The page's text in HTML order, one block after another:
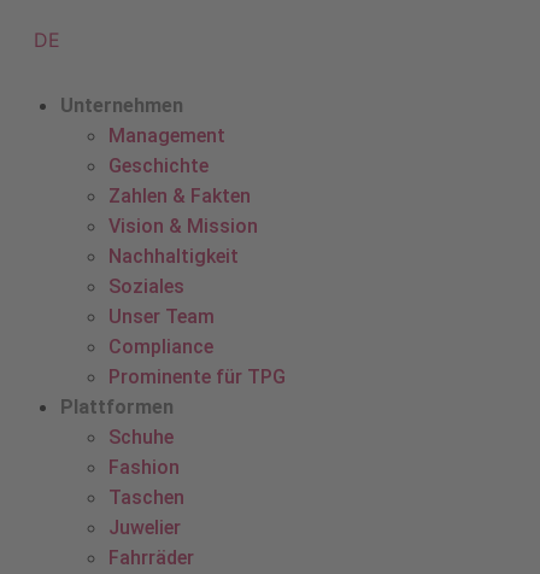
Unternehmen
Management
Geschichte
Zahlen & Fakten
Vision & Mission
Nachhaltigkeit
Soziales
Unser Team
Compliance
Prominente für TPG
Plattformen
Schuhe
Fashion
Taschen
Juwelier
Fahrräder
DE